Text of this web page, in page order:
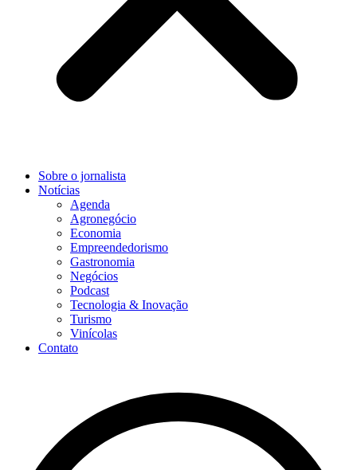
Sobre o jornalista
Notícias
Agenda
Agronegócio
Economia
Empreendedorismo
Gastronomia
Negócios
Podcast
Tecnologia & Inovação
Turismo
Vinícolas
Contato